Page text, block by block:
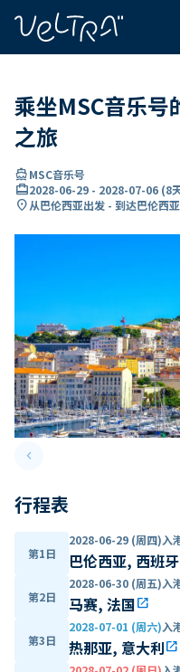
乘坐MSC音乐号
之旅
directions_boatMSC音乐号
card_travel2028-06-29 - 2028-07-06 (8
location_on从巴伦西亚出发 - 到达巴伦西亚
keyboard_arrow_leftPrevious slide
行程表
第1日
2028-06-29 (周四)入
巴伦西亚, 西班牙
第2日
2028-06-30 (周五)入
马赛, 法国open_in_new
第3日
2028-07-01 (周六)入
热那亚, 意大利open_in_new